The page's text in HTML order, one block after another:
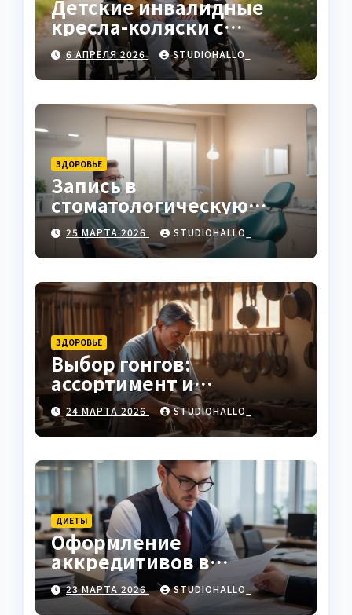
Детские инвалидные
кресла-коляски с
ручным приводом
6 АПРЕЛЯ 2026 STUDIOHALLO_
ЗДОРОВЬЕ
Запись в
стоматологическую
клинику
25 МАРТА 2026 STUDIOHALLO_
ЗДОРОВЬЕ
Выбор гонгов:
ассортимент и
характеристики
24 МАРТА 2026 STUDIOHALLO_
ДИЕТЫ
Оформление
аккредитивов в
международной
торговле
23 МАРТА 2026 STUDIOHALLO_